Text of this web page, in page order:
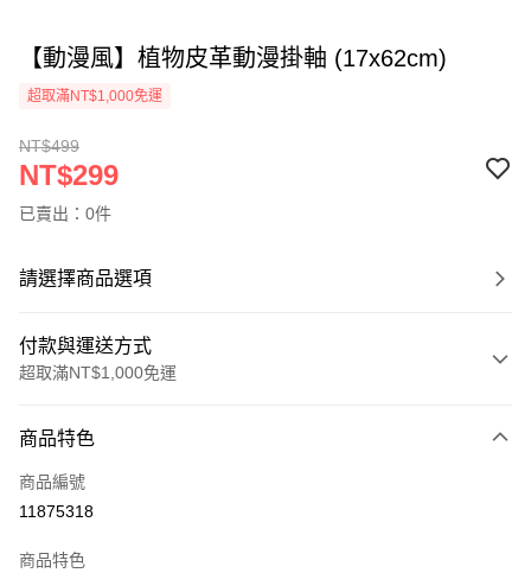
【動漫風】植物皮革動漫掛軸 (17x62cm)
超取滿NT$1,000免運
NT$499
NT$299
已賣出：0件
請選擇商品選項
付款與運送方式
超取滿NT$1,000免運
信用卡一次付款
超商取貨付款
商品特色
商品編號
11875318
商品特色